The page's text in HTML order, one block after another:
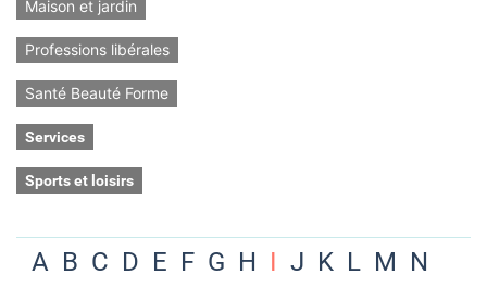
Maison et jardin
Professions libérales
Santé Beauté Forme
Services
Sports et loisirs
A B C D E F G H I J K L M N